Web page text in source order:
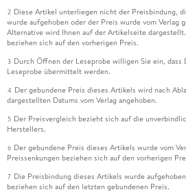
2 Diese Artikel unterliegen nicht der Preisbindung,
wurde aufgehoben oder der Preis wurde vom Verlag
Alternative wird Ihnen auf der Artikelseite
beziehen sich auf den vorherigen Preis.
3 Durch Öffnen der Leseprobe willigen Sie ein, dass
Leseprobe übermittelt werden.
4 Der gebundene Preis dieses Artikels wird nach
dargestellten Datums vom Verlag angehoben.
5 Der Preisvergleich bezieht sich auf die
Herstellers.
6 Der gebundene Preis dieses Artikels wurde vom
Preissenkungen beziehen sich auf den vorherigen
7 Die Preisbindung dieses Artikels wurde
beziehen sich auf den letzten gebundenen Preis.